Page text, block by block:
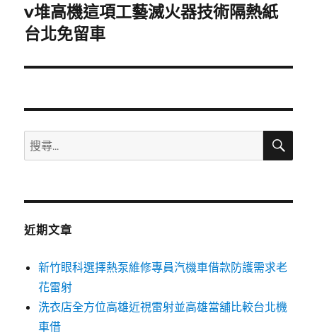
章:
下
一
文
v堆高機這項工藝滅火器技術隔熱紙
台北免留車
搜
尋
鍵
搜
近期文章
新竹眼科選擇熱泵維修專員汽機車借款防護需求老
花雷射
洗衣店全方位高雄近視雷射並高雄當舖比較台北機
車借